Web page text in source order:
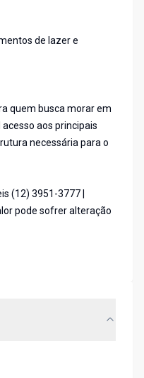
de lazer e
quem busca morar em
aos principais
necessária para o
(12) 3951-3777 |
pode sofrer alteração